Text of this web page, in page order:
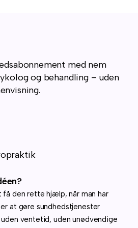
med nem
og behandling – uden
den rette hjælp, når man har
at gøre sundhedstjenester
ventetid, uden unødvendige